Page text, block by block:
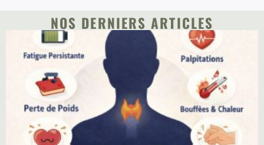
NOS DERNIERS ARTICLES